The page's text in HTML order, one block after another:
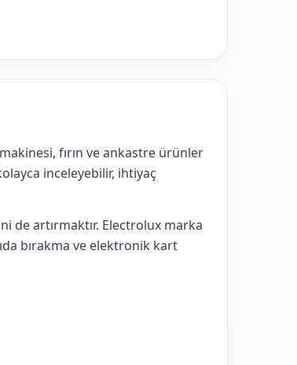
fırın ve ankastre ürünler
inceleyebilir, ihtiyaç
de artırmaktır. Electrolux marka
bırakma ve elektronik kart